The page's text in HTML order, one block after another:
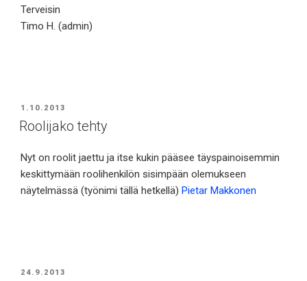
Terveisin
Timo H. (admin)
JULKAISTU
1.10.2013
Roolijako tehty
Nyt on roolit jaettu ja itse kukin pääsee täyspainoisemmin
keskittymään roolihenkilön sisimpään olemukseen
näytelmässä (työnimi tällä hetkellä) Pietar Makkonen
JULKAISTU
24.9.2013